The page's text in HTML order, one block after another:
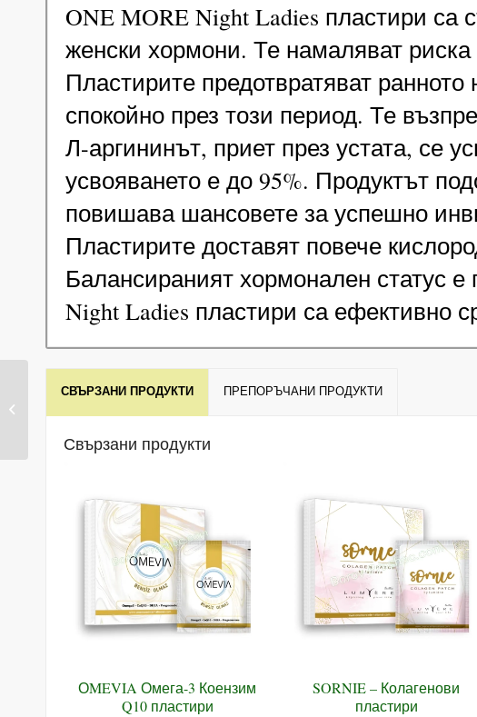
ONE MORE Night Ladies пластири са
женски хормони. Те намаляват
Пластирите предотвратяват
спокойно през този период. Те
Л-аргининът, приет през устата, се
усвояването е до 95%. Продуктът
повишава шансовете за успешно
Пластирите доставят повече
Балансираният хормонален статус
Night Ladies пластири са ефективно
СВЪРЗАНИ ПРОДУКТИ ПРЕПОРЪЧАНИ ПРОДУКТИ
Свързани продукти
ОMEVIA Омега-3 Коензим
Q10 пластири
SORNIE – Колагенови
пластири
MELATONIN PLUS –